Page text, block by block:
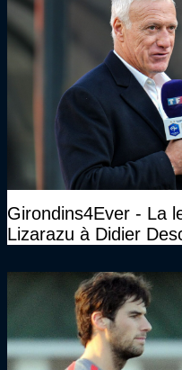
Girondins4Ever - La
Lizarazu à Didier